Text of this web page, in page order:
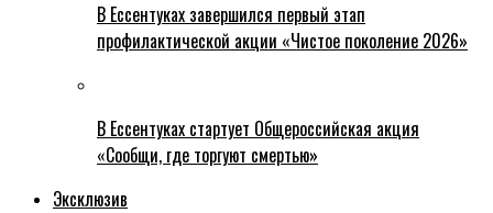
В Ессентуках завершился первый этап
профилактической акции «Чистое поколение 2026»
В Ессентуках стартует Общероссийская акция
«Сообщи, где торгуют смертью»
Эксклюзив